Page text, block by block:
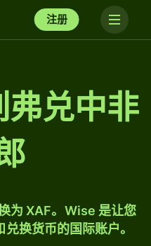
注册
弗兑中非
为 XAF。Wise 是让您
换货币的国际账户。